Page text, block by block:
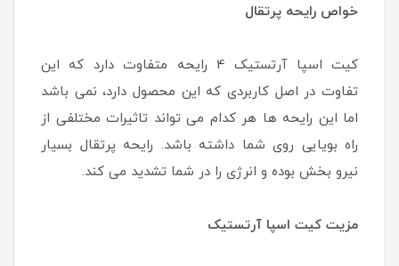
خواص رایحه پرتقال
کیت اسپا آرتستیک 4 رایحه متفاوت دارد که این
تفاوت در اصل کاربردی که این محصول دارد، نمی باشد
اما این رایحه ها هر کدام می تواند تاثیرات مختلفی از
راه بویایی روی شما داشته باشد. رایحه پرتقال بسیار
نیرو بخش بوده و انرژی را در شما تشدید می کند.
مزیت کیت اسپا آرتستیک